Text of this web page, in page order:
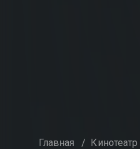
Главная / Кинотеатр